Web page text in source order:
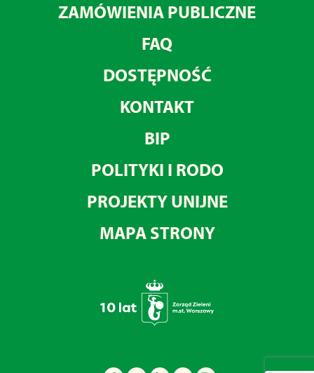
ZAMÓWIENIA PUBLICZNE
FAQ
DOSTĘPNOŚĆ
KONTAKT
BIP
POLITYKI I RODO
PROJEKTY UNIJNE
MAPA STRONY